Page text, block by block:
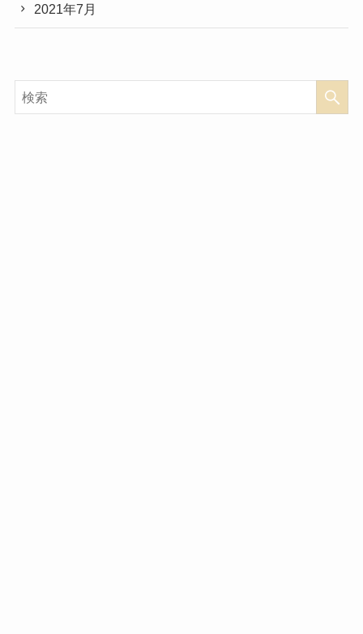
2021年7月